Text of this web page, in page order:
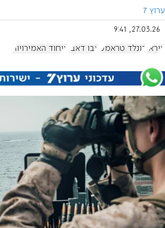
ערוץ 7
27.03.26, 9:41
איראן דונלד טראמפ אבו דאבי איחוד האמירויות